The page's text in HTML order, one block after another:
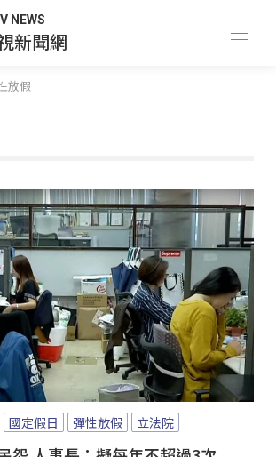
NEWS
新聞網
放假
國定假日 彈性放假 立法院